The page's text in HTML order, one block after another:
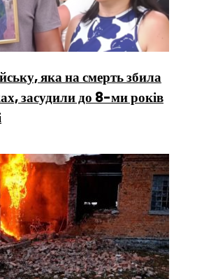
яка на смерть збила
засудили до 8-ми років